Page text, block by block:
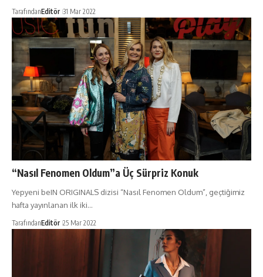
TarafındanEditör 31 Mar 2022
“Nasıl Fenomen Oldum”a Üç Sürpriz Konuk
Yepyeni beIN ORIGINALS dizisi “Nasıl Fenomen Oldum”, geçtiğimiz
hafta yayınlanan ilk iki…
TarafındanEditör 25 Mar 2022